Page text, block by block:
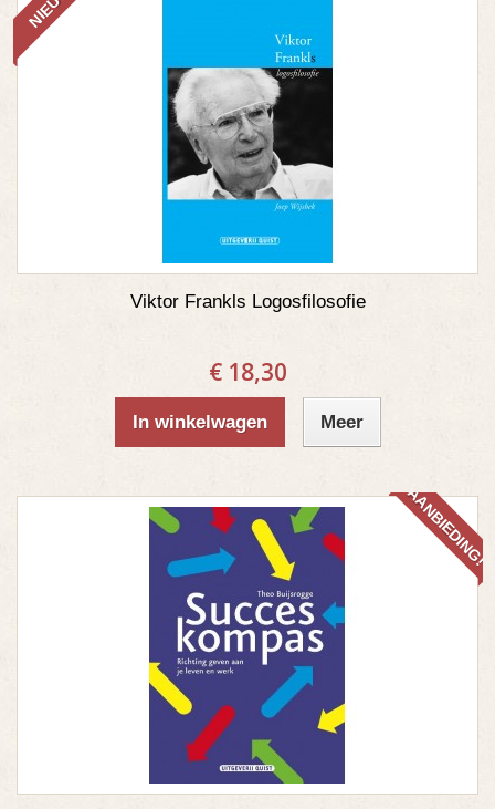
Viktor Frankls Logosfilosofie
€ 18,30
In winkelwagen Meer
AANBIEDING!